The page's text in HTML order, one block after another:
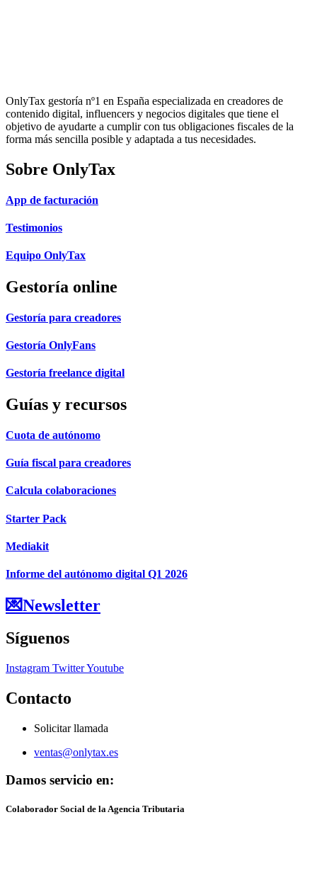
OnlyTax gestoría nº1 en España especializada en creadores de
contenido digital, influencers y negocios digitales que tiene el
objetivo de ayudarte a cumplir con tus obligaciones fiscales de la
forma más sencilla posible y adaptada a tus necesidades.
Sobre OnlyTax
App de facturación
Testimonios
Equipo OnlyTax
Gestoría online
Gestoría para creadores
Gestoría OnlyFans
Gestoría freelance digital
Guías y recursos
Cuota de autónomo
Guía fiscal para creadores
Calcula colaboraciones
Starter Pack
Mediakit
Informe del autónomo digital Q1 2026
💌Newsletter
Síguenos
Instagram TwitterYoutube
Contacto
Solicitar llamada
ventas@onlytax.es
Damos servicio en:
Colaborador Social de la Agencia Tributaria